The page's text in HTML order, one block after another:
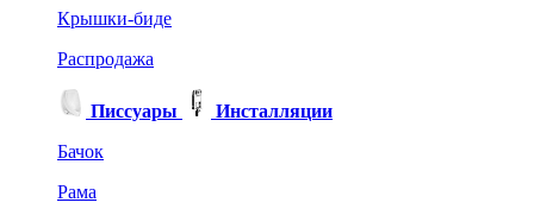
Крышки-биде
Распродажа
Писсуары
Инсталляции
Бачок
Рама